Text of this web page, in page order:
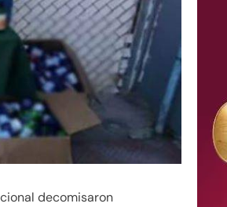
decomisaron